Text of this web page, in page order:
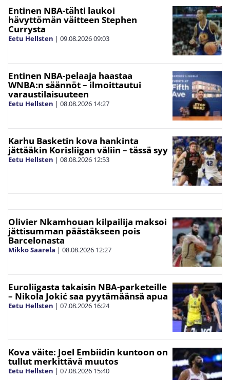
Entinen NBA-tähti laukoi
hävyttömän väitteen Stephen
Currysta
Eetu Hellsten | 09.08.202609:03
Entinen NBA-pelaaja haastaa
WNBA:n säännöt – ilmoittautui
varaustilaisuuteen
Eetu Hellsten | 08.08.2026 14:27
Karhu Basketin kova hankinta
jättääkin Korisliigan väliin – tässä syy
Eetu Hellsten | 08.08.2026 12:53
Olivier Nkamhouan kilpailija maksoi
jättisumman päästäkseen pois
Barcelonasta
Mikko Saarela | 08.08.2026 12:27
Euroliigasta takaisin NBA-parketeille
– Nikola Jokić saa pyytämäänsä apua
Eetu Hellsten | 07.08.2026 16:24
Kova väite: Joel Embiidin kuntoon on
tullut merkittävä muutos
Eetu Hellsten | 07.08.2026 15:40